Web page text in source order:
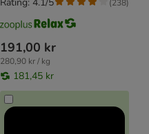
191,00 kr
280,90 kr / kg
181,45 kr
(238)